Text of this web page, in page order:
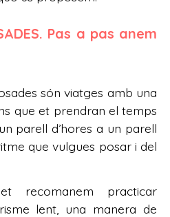
Pas a pas anem
són viatges amb una
que et prendran el temps
parell d’hores a un parell
que vulgues posar i del
recomanem practicar
lent, una manera de